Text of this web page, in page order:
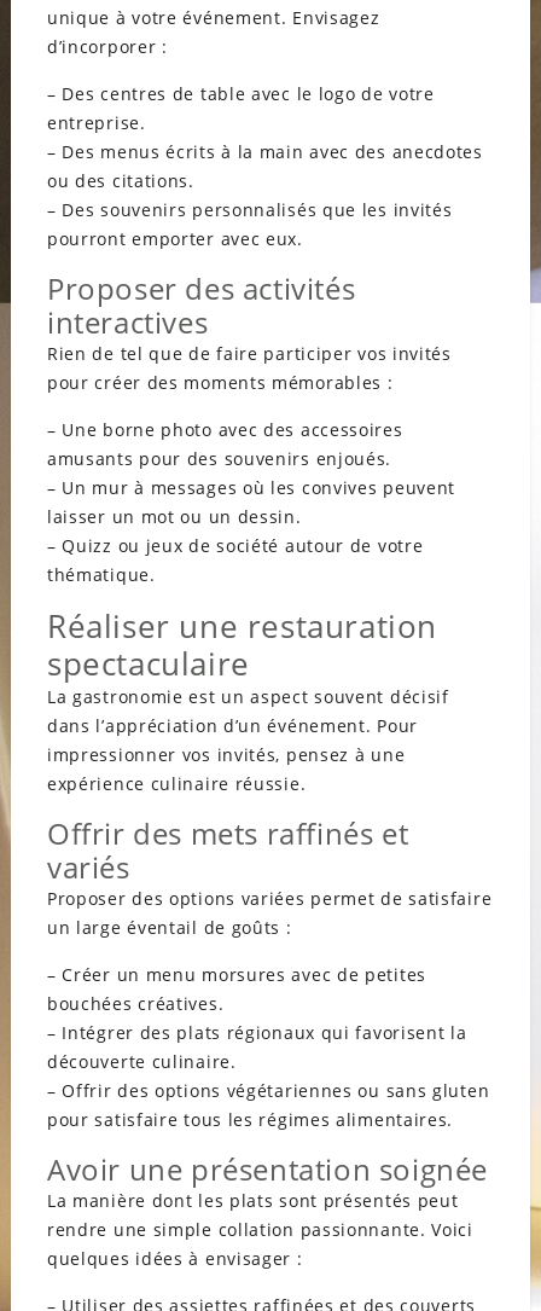
unique à votre événement. Envisagez
d’incorporer :
– Des centres de table avec le logo de votre
entreprise.
– Des menus écrits à la main avec des anecdotes
ou des citations.
– Des souvenirs personnalisés que les invités
pourront emporter avec eux.
Proposer des activités
interactives
Rien de tel que de faire participer vos invités
pour créer des moments mémorables :
– Une borne photo avec des accessoires
amusants pour des souvenirs enjoués.
– Un mur à messages où les convives peuvent
laisser un mot ou un dessin.
– Quizz ou jeux de société autour de votre
thématique.
Réaliser une restauration
spectaculaire
La gastronomie est un aspect souvent décisif
dans l’appréciation d’un événement. Pour
impressionner vos invités, pensez à une
expérience culinaire réussie.
Offrir des mets raffinés et
variés
Proposer des options variées permet de satisfaire
un large éventail de goûts :
– Créer un menu morsures avec de petites
bouchées créatives.
– Intégrer des plats régionaux qui favorisent la
découverte culinaire.
– Offrir des options végétariennes ou sans gluten
pour satisfaire tous les régimes alimentaires.
Avoir une présentation soignée
La manière dont les plats sont présentés peut
rendre une simple collation passionnante. Voici
quelques idées à envisager :
– Utiliser des assiettes raffinées et des couverts